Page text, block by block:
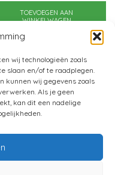
wij technologieën zoals
slaan en/of te raadplegen.
kunnen wij gegevens zoals
Als je geen
kan dit een nadelige
TOEVOEGEN AAN
WINKELWAGEN